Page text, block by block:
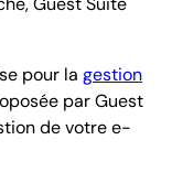
pour la gestion
par Guest
de votre e-